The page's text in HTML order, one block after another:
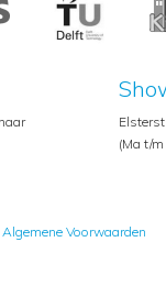
(Ma t/
Algemene Voorwaarden